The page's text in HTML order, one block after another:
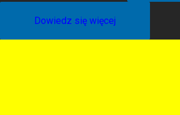
Dowiedz się więcej